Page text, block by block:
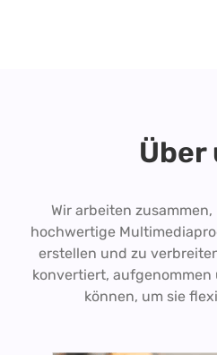
Über
Wir arbeiten
hochwertige
erstellen und zu
konvertiert,
können, um sie